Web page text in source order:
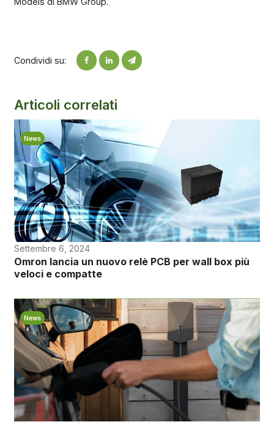
Condividi su:
Articoli correlati
News
Settembre 6, 2024
Omron lancia un nuovo relè PCB per wall box più
veloci e compatte
News